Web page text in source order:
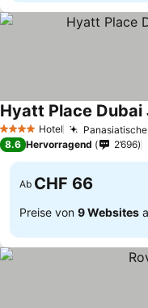
4 Sterne Hotel
Hyatt Place Dubai
8.6 Hervorragend 2’696
Ab CHF 66
Preise von 9 Websites